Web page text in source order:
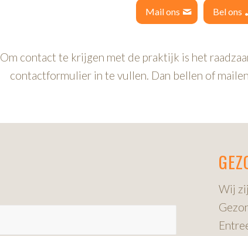
Mail ons Bel ons
Om contact te krijgen met de praktijk is het
contactformulier in te vullen. Dan bellen of
Wij